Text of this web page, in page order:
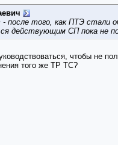
того, как ПТЭ стали
действующим СП пока не
чтобы не
того же ТР ТС?